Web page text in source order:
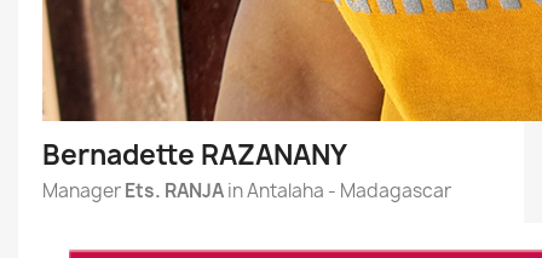
Bernadette RAZANANY
ManagerEts. RANJAin Antalaha - Madagascar